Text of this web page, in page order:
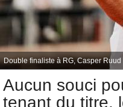
Double finaliste à RG, Casper
Aucun souci
tenant du titre,